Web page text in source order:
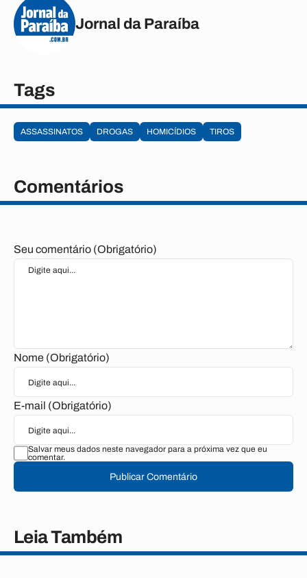
Jornal da Paraíba
Tags
ASSASSINATOS DROGAS HOMICÍDIOS TIROS
Comentários
Seu comentário (Obrigatório)
Nome (Obrigatório)
E-mail (Obrigatório)
Salvar meus dados neste navegador para a próxima vez que eu
comentar.
Publicar Comentário
Leia Também